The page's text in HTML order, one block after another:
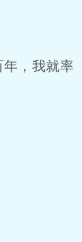
，我就率